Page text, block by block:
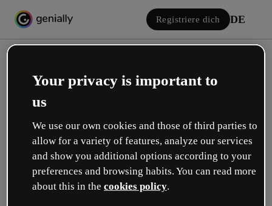
Registriere dich DE
Einloggen
Mit Google anmelden
Your privacy is important to
us
We use our own cookies and those of third parties to
allow for a variety of features, analyze our services
and show you additional options according to your
preferences and browsing habits. You can read more
about this in the cookies policy.